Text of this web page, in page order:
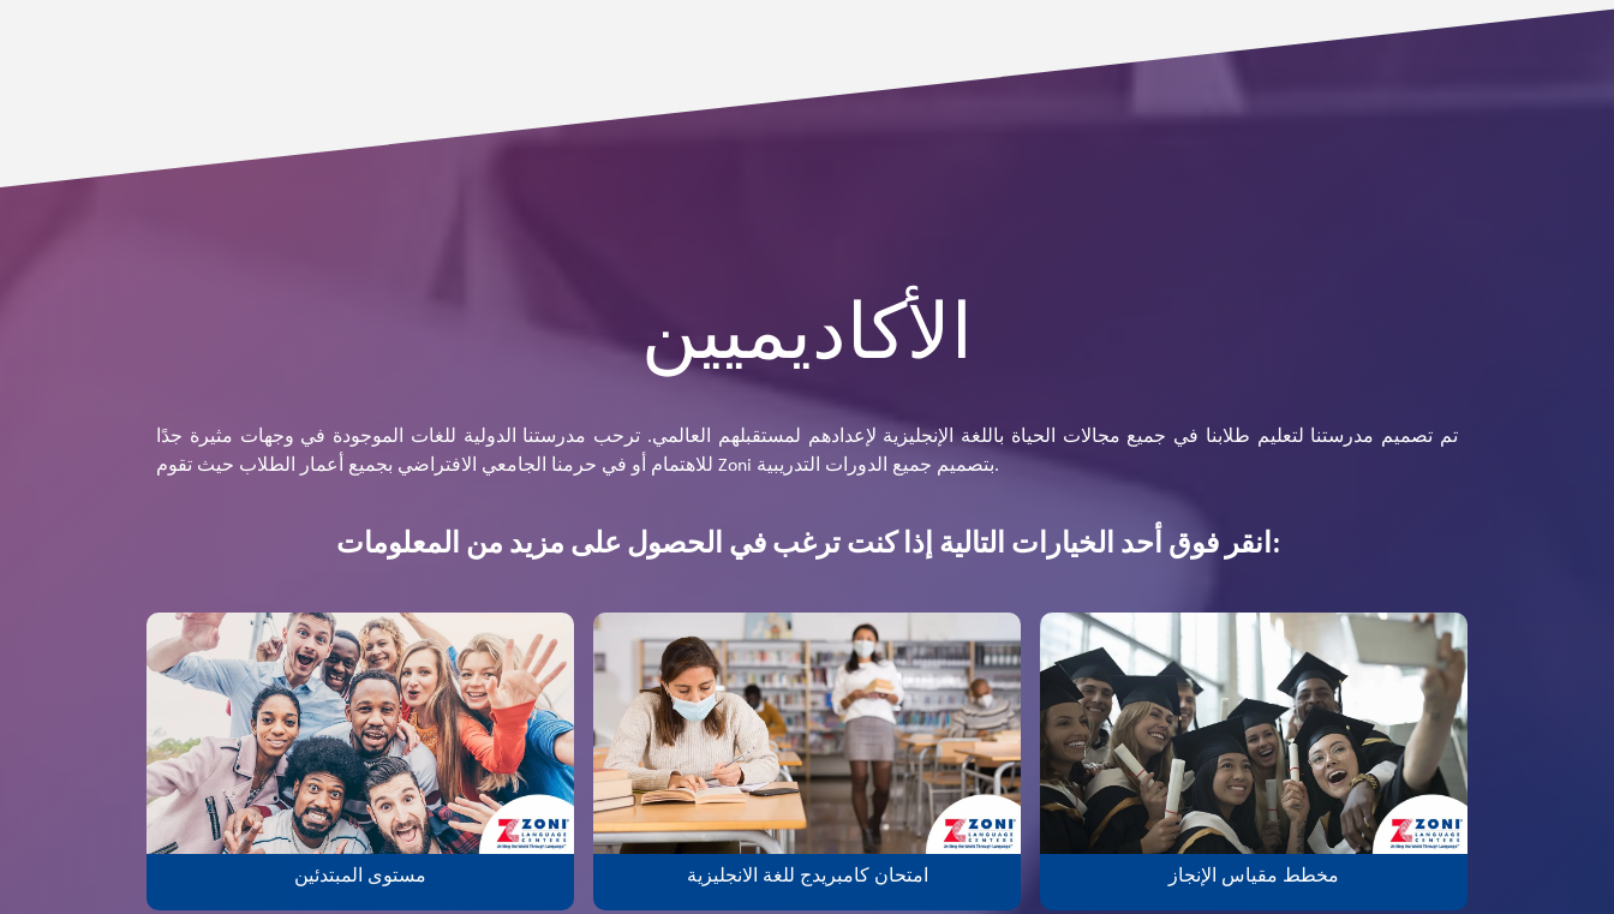
الأكاديميين
تم تصميم مدرستنا لتعليم طلابنا في جميع مجالات الحياة باللغة الإنجليزية لإعدادهم لمستقبلهم العالمي. ترحب مدرستنا الدولية للغات الموجودة في وجهات مثيرة جدًا
للاهتمام أو في حرمنا الجامعي الافتراضي بجميع أعمار الطلاب حيث تقوم Zoni بتصميم جميع الدورات التدريبية.
انقر فوق أحد الخيارات التالية إذا كنت ترغب في الحصول على مزيد من المعلومات:
مستوى المبتدئين امتحان كامبريدج للغة الانجليزية مخطط مقياس الإنجاز